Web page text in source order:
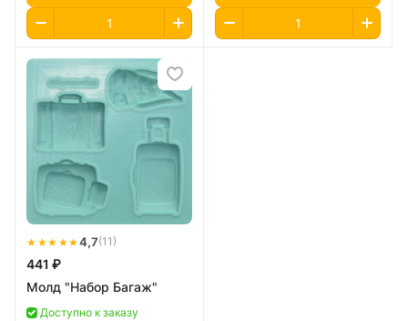
★★★★★4,7(11)
441 ₽
Молд "Набор Багаж"
Доступно к заказу